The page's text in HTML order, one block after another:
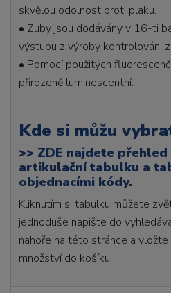
skvělou odolnost proti plaku.
• Zuby jsou dodávány v 16-ti
výstupu z výroby kontrolován,
• Pomocí použitých
přirozeně luminescentní.
Kde si můžu
>> ZDE najdete
artikulační tabulku a
objednacími kódy.
Kliknutím si tabulku můžete
jednoduše napište do
nahoře na této stránce a
množství do košíku